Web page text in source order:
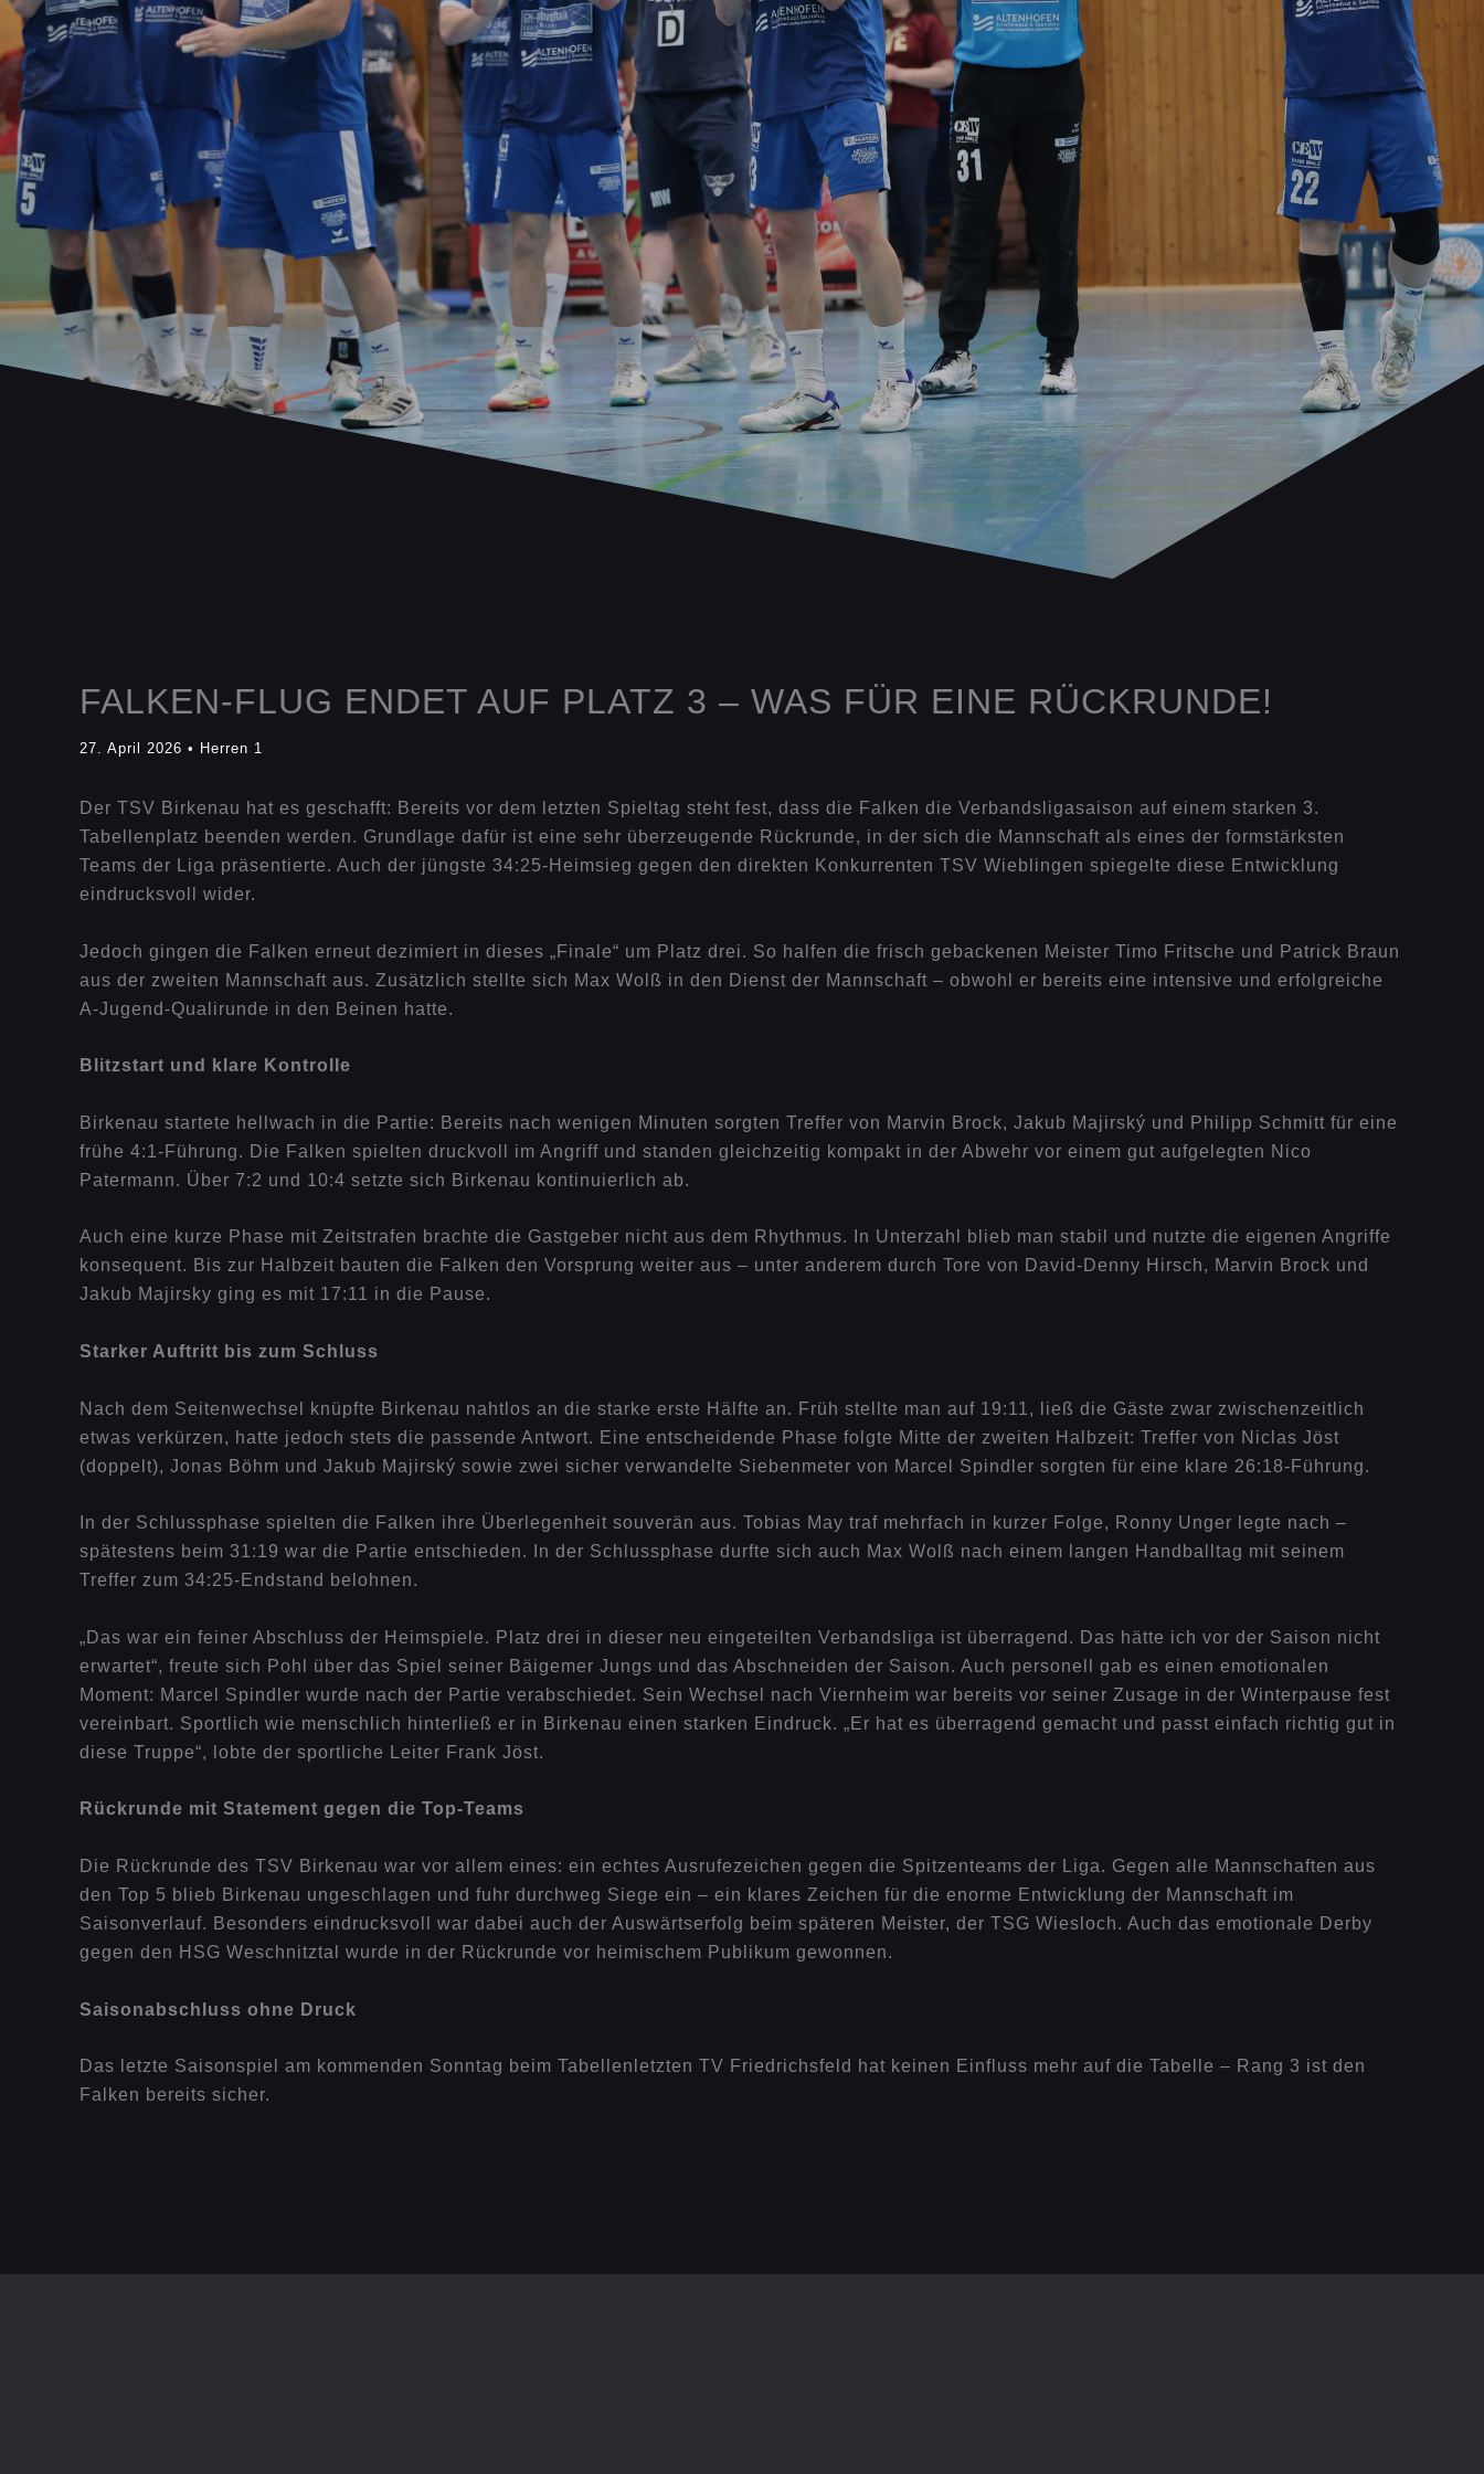
FALKEN-FLUG ENDET AUF PLATZ 3 – WAS FÜR EINE RÜCKRUNDE!
27. April 2026 • Herren 1
Der TSV Birkenau hat es geschafft: Bereits vor dem letzten Spieltag steht fest, dass die Falken die Verbandsligasaison auf einem starken 3.
Tabellenplatz beenden werden. Grundlage dafür ist eine sehr überzeugende Rückrunde, in der sich die Mannschaft als eines der formstärksten
Teams der Liga präsentierte. Auch der jüngste 34:25-Heimsieg gegen den direkten Konkurrenten TSV Wieblingen spiegelte diese Entwicklung
eindrucksvoll wider.
Jedoch gingen die Falken erneut dezimiert in dieses „Finale“ um Platz drei. So halfen die frisch gebackenen Meister Timo Fritsche und Patrick Braun
aus der zweiten Mannschaft aus. Zusätzlich stellte sich Max Wolß in den Dienst der Mannschaft – obwohl er bereits eine intensive und erfolgreiche
A-Jugend-Qualirunde in den Beinen hatte.
Blitzstart und klare Kontrolle
Birkenau startete hellwach in die Partie: Bereits nach wenigen Minuten sorgten Treffer von Marvin Brock, Jakub Majirský und Philipp Schmitt für eine
frühe 4:1-Führung. Die Falken spielten druckvoll im Angriff und standen gleichzeitig kompakt in der Abwehr vor einem gut aufgelegten Nico
Patermann. Über 7:2 und 10:4 setzte sich Birkenau kontinuierlich ab.
Auch eine kurze Phase mit Zeitstrafen brachte die Gastgeber nicht aus dem Rhythmus. In Unterzahl blieb man stabil und nutzte die eigenen Angriffe
konsequent. Bis zur Halbzeit bauten die Falken den Vorsprung weiter aus – unter anderem durch Tore von David-Denny Hirsch, Marvin Brock und
Jakub Majirsky ging es mit 17:11 in die Pause.
Starker Auftritt bis zum Schluss
Nach dem Seitenwechsel knüpfte Birkenau nahtlos an die starke erste Hälfte an. Früh stellte man auf 19:11, ließ die Gäste zwar zwischenzeitlich
etwas verkürzen, hatte jedoch stets die passende Antwort. Eine entscheidende Phase folgte Mitte der zweiten Halbzeit: Treffer von Niclas Jöst
(doppelt), Jonas Böhm und Jakub Majirský sowie zwei sicher verwandelte Siebenmeter von Marcel Spindler sorgten für eine klare 26:18-Führung.
In der Schlussphase spielten die Falken ihre Überlegenheit souverän aus. Tobias May traf mehrfach in kurzer Folge, Ronny Unger legte nach –
spätestens beim 31:19 war die Partie entschieden. In der Schlussphase durfte sich auch Max Wolß nach einem langen Handballtag mit seinem
Treffer zum 34:25-Endstand belohnen.
„Das war ein feiner Abschluss der Heimspiele. Platz drei in dieser neu eingeteilten Verbandsliga ist überragend. Das hätte ich vor der Saison nicht
erwartet“, freute sich Pohl über das Spiel seiner Bäigemer Jungs und das Abschneiden der Saison. Auch personell gab es einen emotionalen
Moment: Marcel Spindler wurde nach der Partie verabschiedet. Sein Wechsel nach Viernheim war bereits vor seiner Zusage in der Winterpause fest
vereinbart. Sportlich wie menschlich hinterließ er in Birkenau einen starken Eindruck. „Er hat es überragend gemacht und passt einfach richtig gut in
diese Truppe“, lobte der sportliche Leiter Frank Jöst.
Rückrunde mit Statement gegen die Top-Teams
Die Rückrunde des TSV Birkenau war vor allem eines: ein echtes Ausrufezeichen gegen die Spitzenteams der Liga. Gegen alle Mannschaften aus
den Top 5 blieb Birkenau ungeschlagen und fuhr durchweg Siege ein – ein klares Zeichen für die enorme Entwicklung der Mannschaft im
Saisonverlauf. Besonders eindrucksvoll war dabei auch der Auswärtserfolg beim späteren Meister, der TSG Wiesloch. Auch das emotionale Derby
gegen den HSG Weschnitztal wurde in der Rückrunde vor heimischem Publikum gewonnen.
Saisonabschluss ohne Druck
Das letzte Saisonspiel am kommenden Sonntag beim Tabellenletzten TV Friedrichsfeld hat keinen Einfluss mehr auf die Tabelle – Rang 3 ist den
Falken bereits sicher.